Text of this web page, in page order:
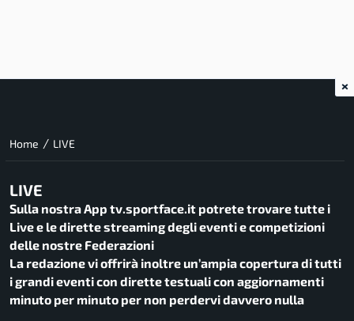
Home / LIVE
LIVE
Sulla nostra App tv.sportface.it potrete trovare tutte i
Live e le dirette streaming degli eventi e competizioni
delle nostre Federazioni
La redazione vi offrirà inoltre un’ampia copertura di tutti
i grandi eventi con dirette testuali con aggiornamenti
minuto per minuto per non perdervi davvero nulla
×